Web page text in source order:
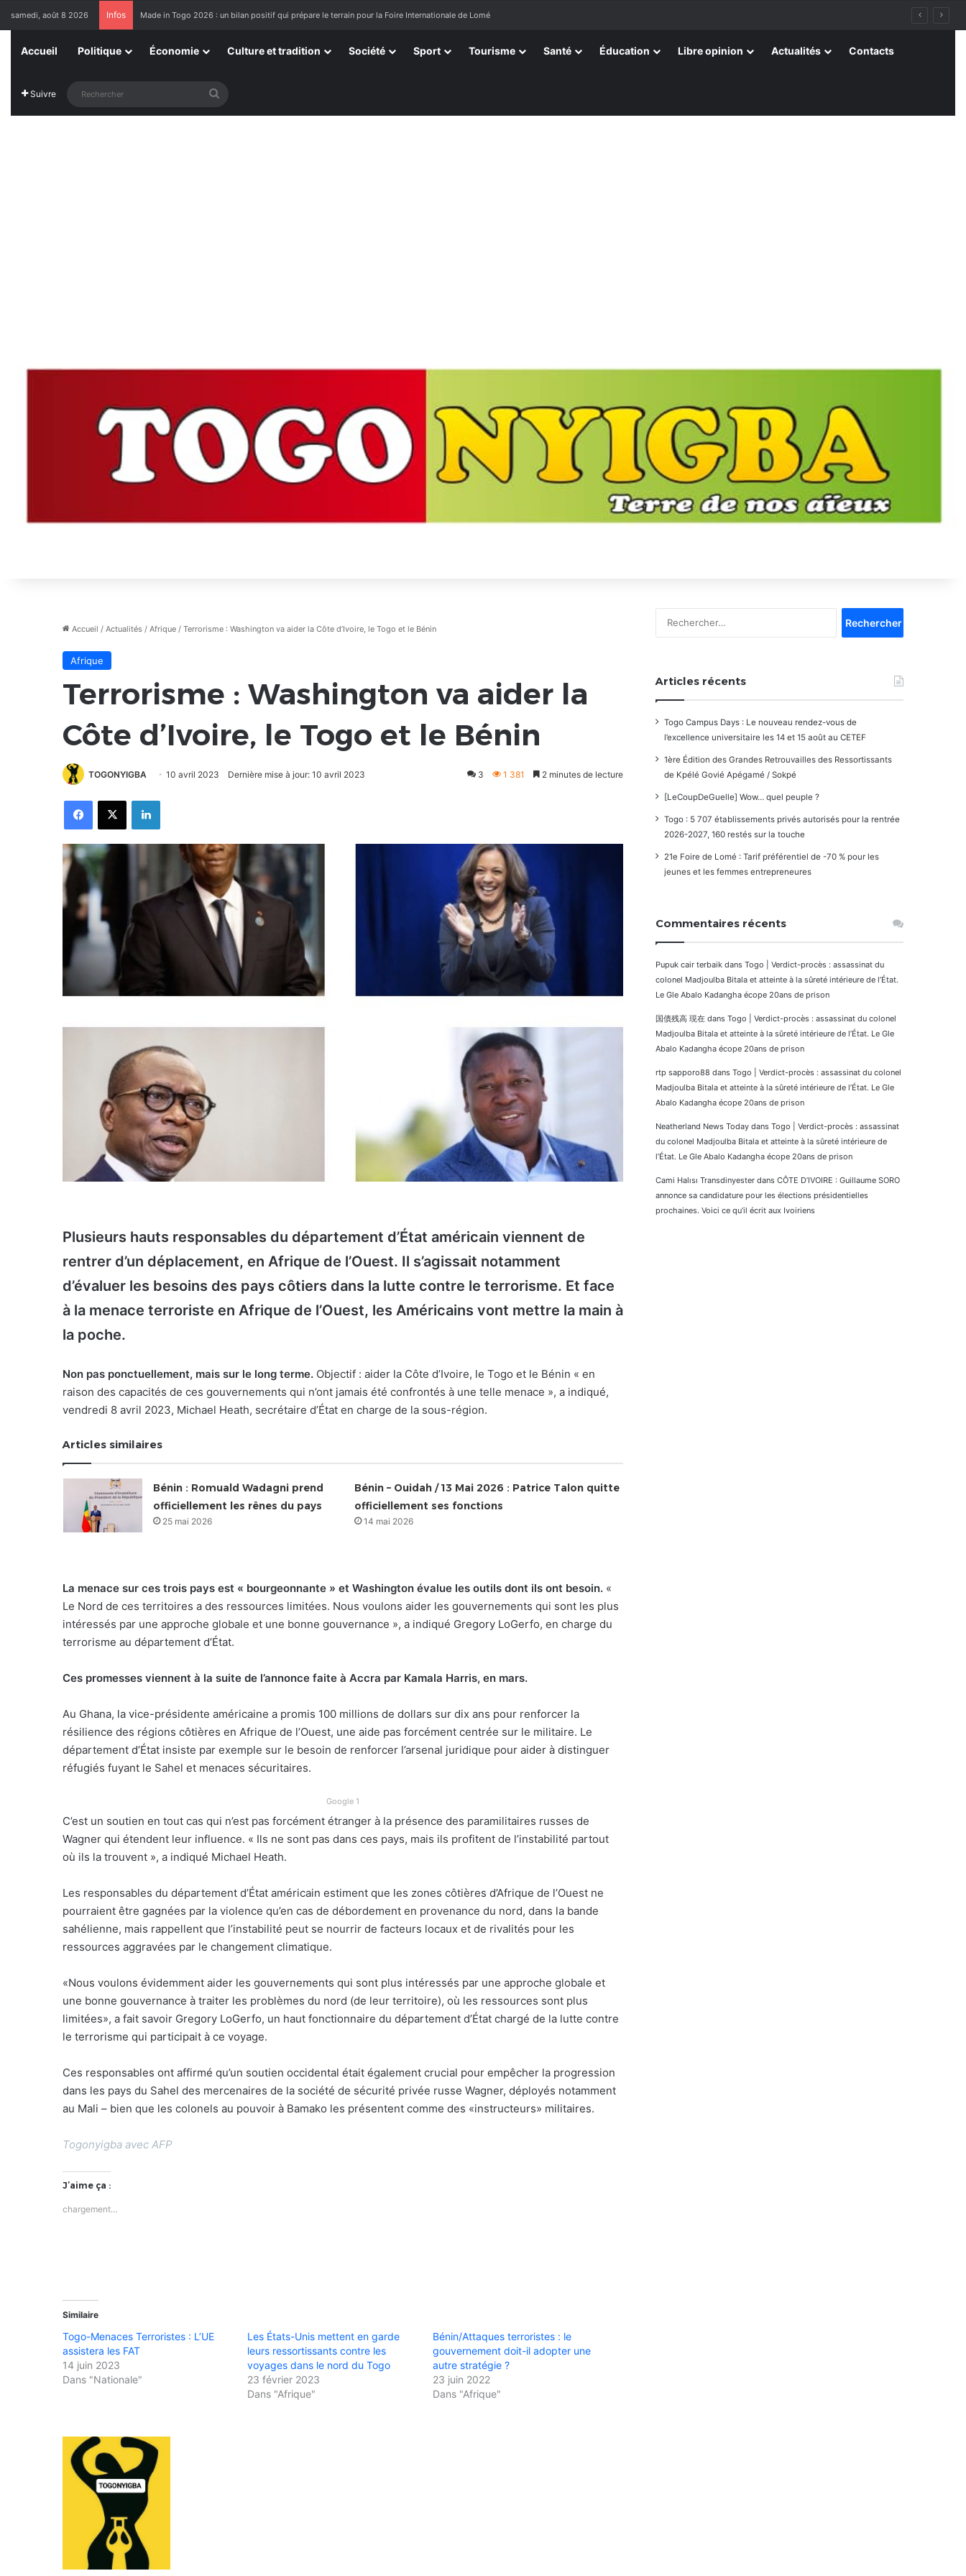
samedi, août 8 2026 Infos Made in Togo 2026 : un bilan positif qui prépare le terrain pour la Foire Internationale de Lomé
Accueil Politique Économie Culture et tradition Société Sport Tourisme Santé Éducation Libre opinion Actualités Contacts
Suivre
Accueil / Actualités / Afrique / Terrorisme : Washington va aider la Côte d’Ivoire, le Togo et le Bénin
Afrique
Terrorisme : Washington va aider la
Côte d’Ivoire, le Togo et le Bénin
TOGONYIGBA 10 avril 2023 Dernière mise à jour: 10 avril 2023 3 1 381 2 minutes de lecture
FacebookX Linkedin
Plusieurs hauts responsables du département d’État américain viennent de
rentrer d’un déplacement, en Afrique de l’Ouest. Il s’agissait notamment
d’évaluer les besoins des pays côtiers dans la lutte contre le terrorisme. Et face
à la menace terroriste en Afrique de l’Ouest, les Américains vont mettre la main à
la poche.
Non pas ponctuellement, mais sur le long terme. Objectif : aider la Côte d’Ivoire, le Togo et le Bénin « en
raison des capacités de ces gouvernements qui n’ont jamais été confrontés à une telle menace », a indiqué,
vendredi 8 avril 2023, Michael Heath, secrétaire d’État en charge de la sous-région.
Articles similaires
Bénin : Romuald Wadagni prend
officiellement les rênes du pays
25 mai 2026
Bénin – Ouidah / 13 Mai 2026 : Patrice Talon quitte
officiellement ses fonctions
14 mai 2026
La menace sur ces trois pays est « bourgeonnante » et Washington évalue les outils dont ils ont besoin. «
Le Nord de ces territoires a des ressources limitées. Nous voulons aider les gouvernements qui sont les plus
intéressés par une approche globale et une bonne gouvernance », a indiqué Gregory LoGerfo, en charge du
terrorisme au département d’État.
Ces promesses viennent à la suite de l’annonce faite à Accra par Kamala Harris, en mars.
Au Ghana, la vice-présidente américaine a promis 100 millions de dollars sur dix ans pour renforcer la
résilience des régions côtières en Afrique de l’Ouest, une aide pas forcément centrée sur le militaire. Le
département d’État insiste par exemple sur le besoin de renforcer l’arsenal juridique pour aider à distinguer
réfugiés fuyant le Sahel et menaces sécuritaires.
Google 1
C’est un soutien en tout cas qui n’est pas forcément étranger à la présence des paramilitaires russes de
Wagner qui étendent leur influence. « Ils ne sont pas dans ces pays, mais ils profitent de l’instabilité partout
où ils la trouvent », a indiqué Michael Heath.
Les responsables du département d’État américain estiment que les zones côtières d’Afrique de l’Ouest ne
pourraient être gagnées par la violence qu’en cas de débordement en provenance du nord, dans la bande
sahélienne, mais rappellent que l’instabilité peut se nourrir de facteurs locaux et de rivalités pour les
ressources aggravées par le changement climatique.
«Nous voulons évidemment aider les gouvernements qui sont plus intéressés par une approche globale et
une bonne gouvernance à traiter les problèmes du nord (de leur territoire), où les ressources sont plus
limitées», a fait savoir Gregory LoGerfo, un haut fonctionnaire du département d’État chargé de la lutte contre
le terrorisme qui participait à ce voyage.
Ces responsables ont affirmé qu’un soutien occidental était également crucial pour empêcher la progression
dans les pays du Sahel des mercenaires de la société de sécurité privée russe Wagner, déployés notamment
au Mali – bien que les colonels au pouvoir à Bamako les présentent comme des «instructeurs» militaires.
Togonyigba avec AFP
J’aime ça :
chargement…
Similaire
Togo-Menaces Terroristes : L’UE
assistera les FAT
14 juin 2023
Dans "Nationale"
Les États-Unis mettent en garde
leurs ressortissants contre les
voyages dans le nord du Togo
23 février 2023
Dans "Afrique"
Bénin/Attaques terroristes : le
gouvernement doit-il adopter une
autre stratégie ?
23 juin 2022
Dans "Afrique"
Articles récents
Togo Campus Days : Le nouveau rendez-vous de
l’excellence universitaire les 14 et 15 août au CETEF
1ère Édition des Grandes Retrouvailles des Ressortissants
de Kpélé Govié Apégamé / Sokpé
[LeCoupDeGuelle] Wow… quel peuple ?
Togo : 5 707 établissements privés autorisés pour la rentrée
2026-2027, 160 restés sur la touche
21e Foire de Lomé : Tarif préférentiel de -70 % pour les
jeunes et les femmes entrepreneures
Commentaires récents
Pupuk cair terbaik dans Togo | Verdict-procès : assassinat du
colonel Madjoulba Bitala et atteinte à la sûreté intérieure de l’État.
Le Gle Abalo Kadangha écope 20ans de prison
国債残高 現在 dans Togo | Verdict-procès : assassinat du colonel
Madjoulba Bitala et atteinte à la sûreté intérieure de l’État. Le Gle
Abalo Kadangha écope 20ans de prison
rtp sapporo88 dans Togo | Verdict-procès : assassinat du colonel
Madjoulba Bitala et atteinte à la sûreté intérieure de l’État. Le Gle
Abalo Kadangha écope 20ans de prison
Neatherland News Today dans Togo | Verdict-procès : assassinat
du colonel Madjoulba Bitala et atteinte à la sûreté intérieure de
l’État. Le Gle Abalo Kadangha écope 20ans de prison
Cami Halısı Transdinyester dans CÔTE D’IVOIRE : Guillaume SORO
annonce sa candidature pour les élections présidentielles
prochaines. Voici ce qu’il écrit aux Ivoiriens